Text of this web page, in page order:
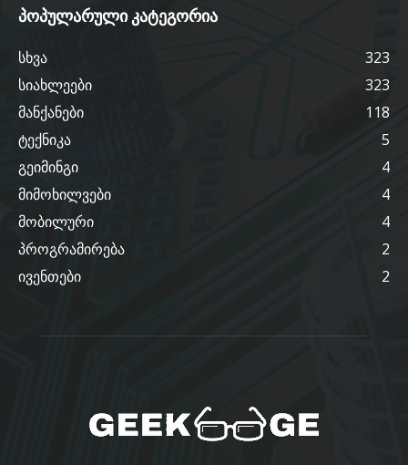
პოპულარული კატეგორია
სხვა
323
სიახლეები
323
მანქანები
118
ტექნიკა
5
გეიმინგი
4
მიმოხილვები
4
მობილური
4
პროგრამირება
2
ივენთები
2